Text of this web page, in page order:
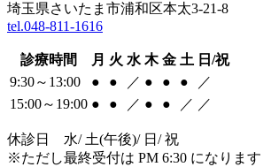
埼玉県さいたま市浦和区本太3-21-8
tel.048-811-1616
診療時間 月 火 水 木 金 土 日/祝
9:30～13:00
● ● ／ ● ● ●
／
15:00～19:00 ● ● ／ ● ● ／ ／
休診日 水/ 土(午後)/ 日/ 祝
※ただし最終受付は PM 6:30 になります